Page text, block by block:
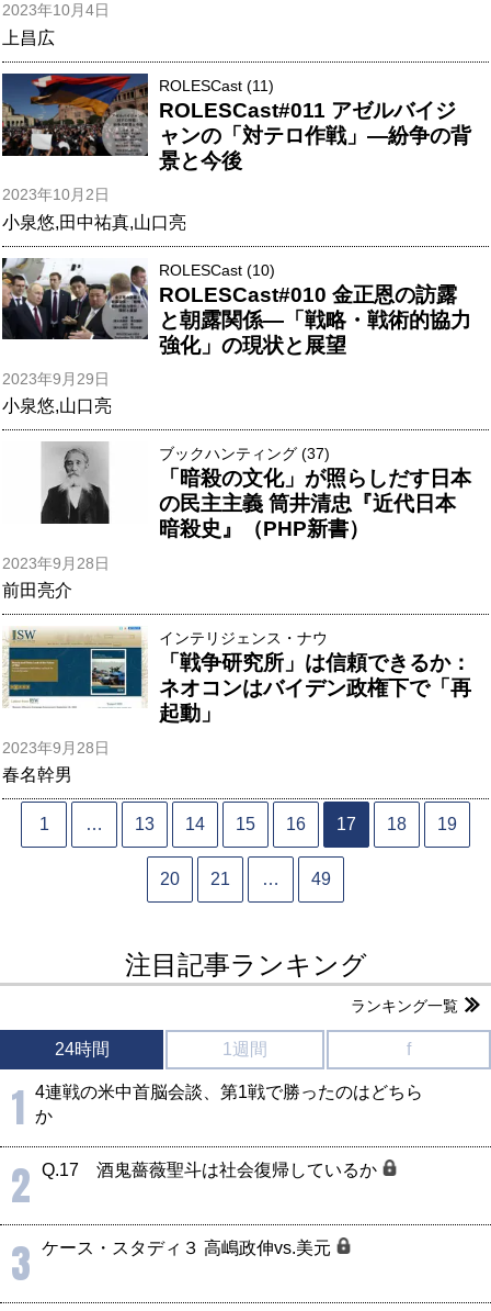
2023年10月4日
上昌広
ROLESCast (11)
ROLESCast#011 アゼルバイジ
ャンの「対テロ作戦」―紛争の背
景と今後
2023年10月2日
小泉悠,田中祐真,山口亮
ROLESCast (10)
ROLESCast#010 金正恩の訪露
と朝露関係―「戦略・戦術的協力
強化」の現状と展望
2023年9月29日
小泉悠,山口亮
ブックハンティング (37)
「暗殺の文化」が照らしだす日本
の民主主義 筒井清忠『近代日本
暗殺史』（PHP新書）
2023年9月28日
前田亮介
インテリジェンス・ナウ
「戦争研究所」は信頼できるか：
ネオコンはバイデン政権下で「再
起動」
2023年9月28日
春名幹男
1 … 13 14 15 16 17 18 19
20 21 … 49
注目記事ランキング
ランキング一覧
24時間 1週間 f
1 4連戦の米中首脳会談、第1戦で勝ったのはどちら
か
2 Q.17 酒鬼薔薇聖斗は社会復帰しているか
3 ケース・スタディ３ 高嶋政伸vs.美元